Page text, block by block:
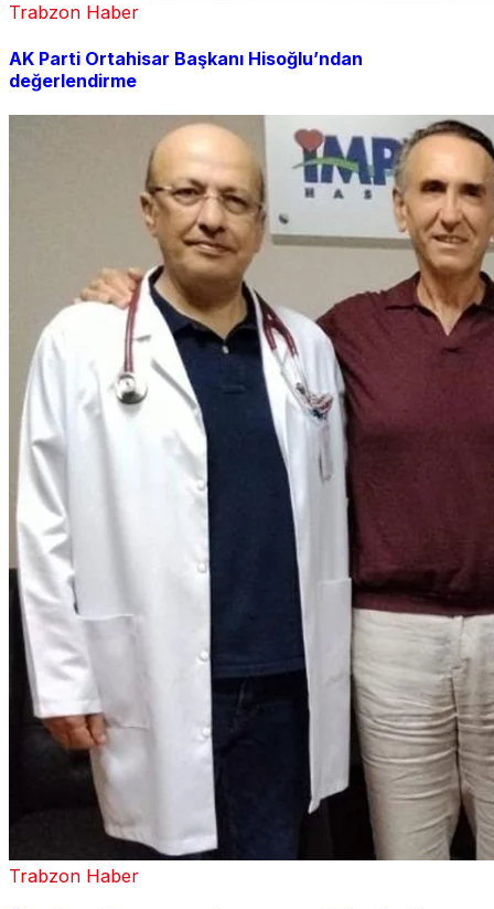
Trabzon Haber
AK Parti Ortahisar Başkanı Hisoğlu’ndan
değerlendirme
Trabzon Haber